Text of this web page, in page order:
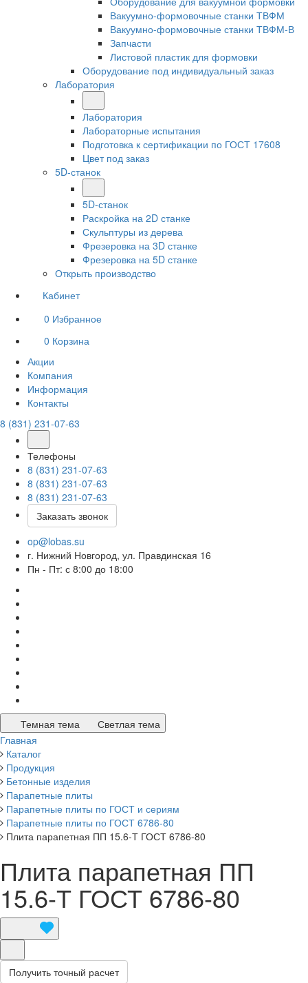
Вакуумно-формовочные станки ТВФМ
Вакуумно-формовочные станки ТВФМ-В
Запчасти
Листовой пластик для формовки
Оборудование под индивидуальный заказ
Лаборатория
Лаборатория
Лабораторные испытания
Подготовка к сертификации по ГОСТ 17608
Цвет под заказ
5D-станок
5D-станок
Раскройка на 2D станке
Скульптуры из дерева
Фрезеровка на 3D станке
Фрезеровка на 5D станке
Открыть производство
Кабинет
0 Избранное
0 Корзина
Акции
Компания
Информация
Контакты
8 (831) 231-07-63
Телефоны
8 (831) 231-07-63
8 (831) 231-07-63
8 (831) 231-07-63
Заказать звонок
op@lobas.su
г. Нижний Новгород, ул. Правдинская 16
Пн - Пт: с 8:00 до 18:00
Темная тема
Светлая тема
Главная
Каталог
Продукция
Бетонные изделия
Парапетные плиты
Парапетные плиты по ГОСТ и сериям
Парапетные плиты по ГОСТ 6786-80
Плита парапетная ПП 15.6-Т ГОСТ 6786-80
Плита парапетная ПП
15.6-Т ГОСТ 6786-80
Получить точный расчет